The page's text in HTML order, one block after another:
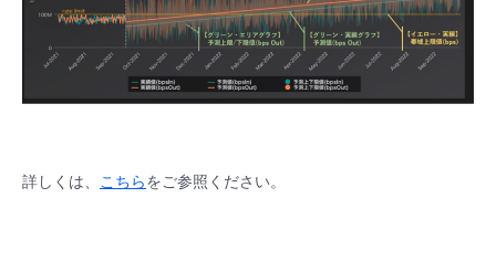
詳しくは、 こちら をご参照ください。